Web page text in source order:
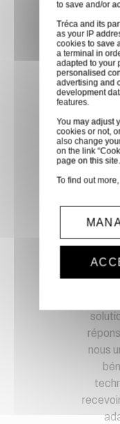
Europe
mise à
à
à
nous
to save and/or
Tréca and its
as your IP
cookies to save
a terminal in
adapted to your
personalised
advertising and
development
features.
You may adjust
cookies or not,
also change
on the link
page on this site.
To find out